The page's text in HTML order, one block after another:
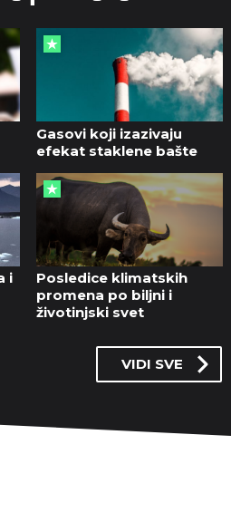
Gasovi koji izazivaju
efekat staklene bašte
i
Posledice klimatskih
promena po biljni i
životinjski svet
VIDI SVE